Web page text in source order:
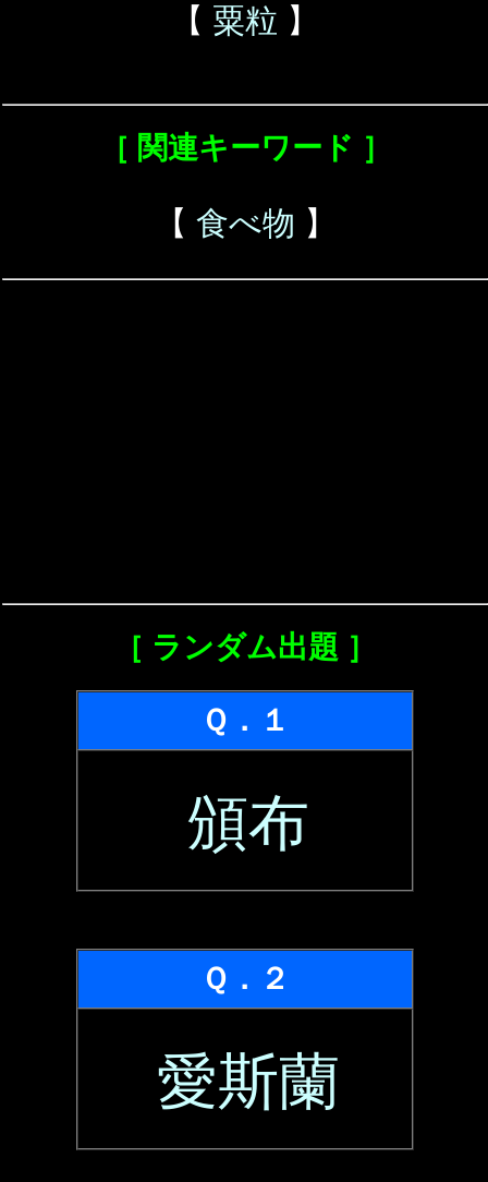
【 粟粒 】
［ 関連キーワード ］
【 食べ物 】
［ ランダム出題 ］
Ｑ．１
頒布
Ｑ．２
愛斯蘭